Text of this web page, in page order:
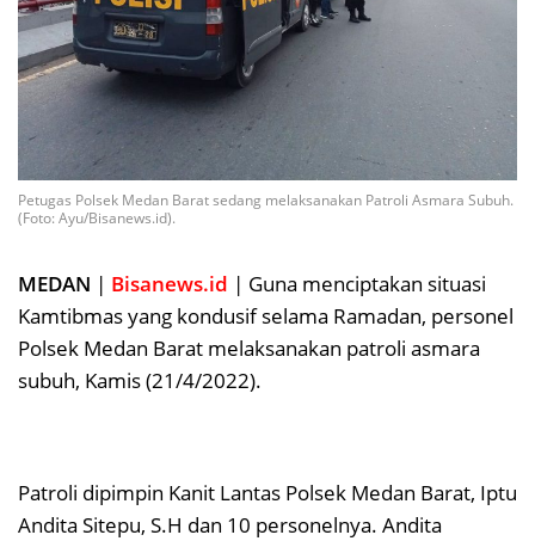
Petugas Polsek Medan Barat sedang melaksanakan Patroli Asmara Subuh.
(Foto: Ayu/Bisanews.id).
MEDAN | Bisanews.id | Guna menciptakan situasi
Kamtibmas yang kondusif selama Ramadan, personel
Polsek Medan Barat melaksanakan patroli asmara
subuh, Kamis (21/4/2022).
Patroli dipimpin Kanit Lantas Polsek Medan Barat, Iptu
Andita Sitepu, S.H dan 10 personelnya. Andita